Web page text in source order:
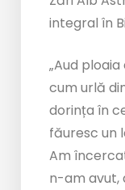
integral în
„Aud
cum urlă
dorința în
făuresc un
Am
n-am avut,